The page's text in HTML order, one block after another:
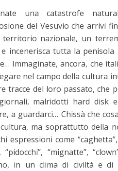
una catastrofe
del Vesuvio che arrivi
nazionale, un
incenerisca tutta la
Immaginate, ancora, che
nel campo della cultura
tracce del loro passato, che
malridotti hard disk
a guardarci… Chissà che
ma soprattutto della
espressioni come
“pidocchi”, “mignatte”,
in un clima di civiltà e di